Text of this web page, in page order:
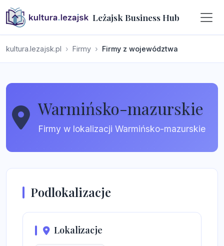
Leżajsk Business Hub
kultura.lezajsk.pl Firmy Firmy z województwa
Warmińsko-mazurskie
Firmy w lokalizacji Warmińsko-mazurskie
Podlokalizacje
Lokalizacje